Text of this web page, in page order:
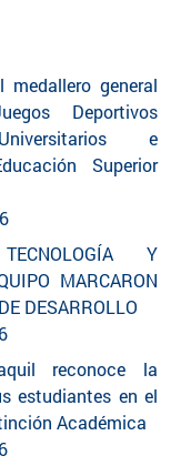
general
Deportivos
e
Superior
Y
MARCARON
DESARROLLO
reconoce la
estudiantes en el
Académica